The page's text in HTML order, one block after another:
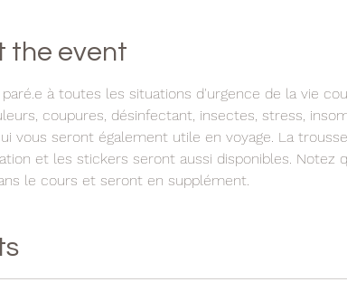
the event
à toutes les situations d'urgence de la vie
coupures, désinfectant, insectes, stress,
vous seront également utile en voyage. La
et les stickers seront aussi disponibles. Notez
le cours et seront en supplément.